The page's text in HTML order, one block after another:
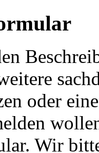
oder
Wir